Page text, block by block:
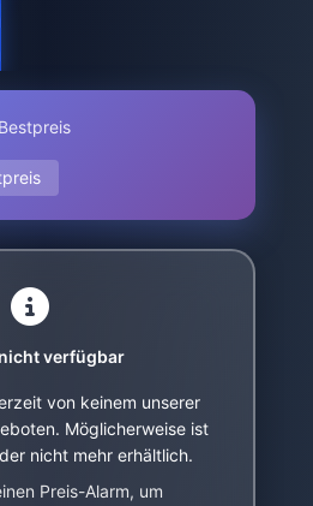
verfügbar
von keinem unserer
Möglicherweise ist
nicht mehr erhältlich.
Preis-Alarm, um